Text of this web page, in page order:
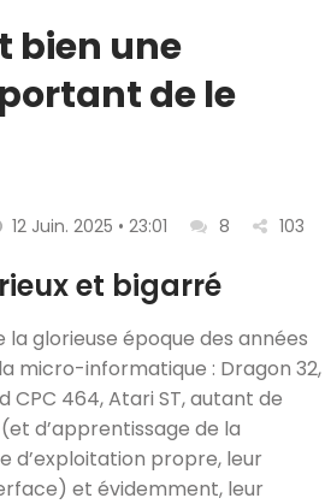
bien une
de le
12 Juin. 2025 • 23:01 8 103
et bigarré
la glorieuse époque des années
micro-informatique : Dragon 32,
CPC 464, Atari ST, autant de
d’apprentissage de la
d’exploitation propre, leur
et évidemment, leur